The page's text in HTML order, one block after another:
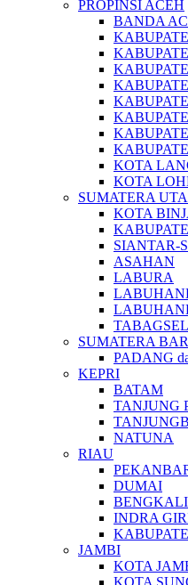
PROPINSI ACEH
BANDA
KOTA
KOTA
SUMATERA
KOTA
SIANTAR-
ASAHAN
LABURA
TABAGSEL
SUMATERA
PADANG
KEPRI
BATAM
TANJUNG
NATUNA
RIAU
DUMAI
INDRA
JAMBI
KOTA
KOTA